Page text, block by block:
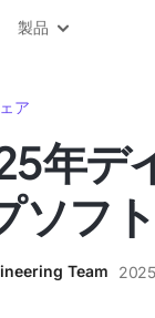
グ製品
ア
年デ
ソフ
Team